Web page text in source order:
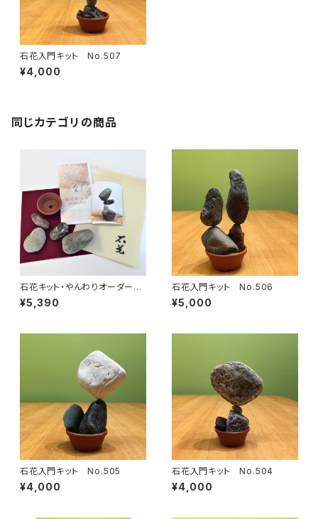
石花入門キット No.507
¥4,000
同じカテゴリの商品
石花キット・やんわりオーダーメ
イド【おうちでロックバランシン
グ！】
¥5,390
石花入門キット No.506
¥5,000
石花入門キット No.505
¥4,000
石花入門キット No.504
¥4,000